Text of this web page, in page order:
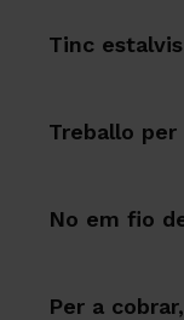
Tinc
Treballo
No em fio
Per a